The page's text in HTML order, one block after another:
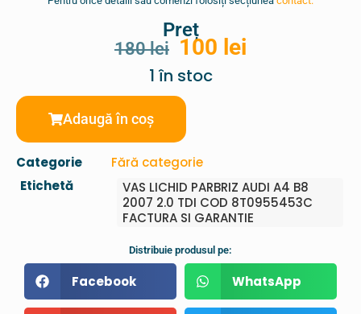
Preț
180lei 100 lei
1 în stoc
Adaugă în coș
Categorie
Fără categorie
Etichetă
VAS LICHID PARBRIZ AUDI A4 B8
2007 2.0 TDI COD 8T0955453C
FACTURA SI GARANTIE
Distribuie produsul pe:
Facebook WhatsApp